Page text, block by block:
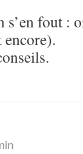
s’en fout :